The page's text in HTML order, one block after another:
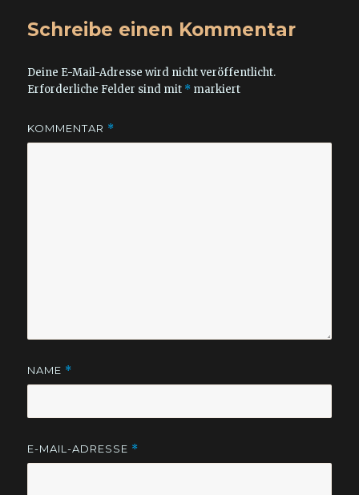
Schreibe einen Kommentar
Deine E-Mail-Adresse wird nicht veröffentlicht.
Erforderliche Felder sind mit * markiert
KOMMENTAR *
NAME *
E-MAIL-ADRESSE *